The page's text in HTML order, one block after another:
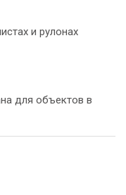
и рулонах
для объектов в